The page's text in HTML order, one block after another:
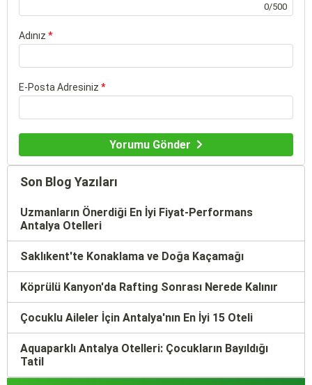
0/500
Adınız *
E-Posta Adresiniz *
Yorumu Gönder
Son Blog Yazıları
Uzmanların Önerdiği En İyi Fiyat-Performans
Antalya Otelleri
Saklıkent'te Konaklama ve Doğa Kaçamağı
Köprülü Kanyon'da Rafting Sonrası Nerede Kalınır
Çocuklu Aileler İçin Antalya'nın En İyi 15 Oteli
Aquaparklı Antalya Otelleri: Çocukların Bayıldığı
Tatil